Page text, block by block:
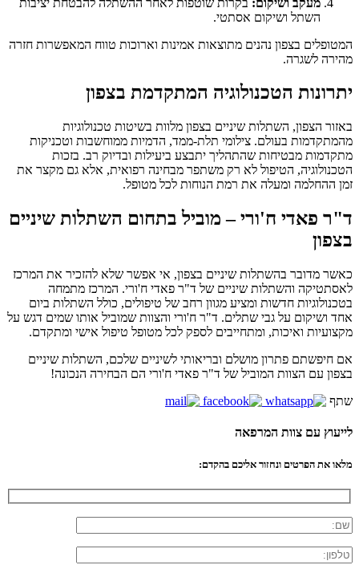
השתל ושיקום אסתטי.
המטופלים בצפון נהנים מתוצאות אמינות וארוכות טווח המאפשרות חזרה
מהירה לשגרה.
יתרונות הטכנולוגיה המתקדמת בצפון
באזור הצפון, השתלות שיניים בצפון מלוות בשיטות טכנולוגיות
מהמתקדמות בעולם. צילומי תלת-ממד, הדמיות ממוחשבות וטכניקות
מתקדמות מבטיחות שהתהליך יתבצע ביעילות ובדיוק רב. בזכות
הטכנולוגיה, הטיפול לא רק משתפר מבחינה רפואית, אלא גם מקצר את
זמן ההחלמה ומעלה את רמת הנוחות לכל מטופל.
ד"ר פאדי ח'ורי – מוביל בתחום השתלות שיניים
בצפון
כאשר מדובר בהשתלות שיניים בצפון, אי אפשר שלא להזכיר את המרכז
לאסתטיקה והשתלות שיניים של ד"ר פאדי ח'ורי. המרכז מתמחה
בטכנולוגיות חדשות ומציע מגוון רחב של טיפולים, כולל השתלות ביום
אחד ושיקום על גבי שתלים. ד"ר ח'ורי והצוות שמוביל אותו שמים דגש על
מקצועיות ואיכות, ומתחייבים לספק לכל מטופל טיפול אישי ומתקדם.
אם חיפשתם פתרון מושלם ובריאותי לשיניים שלכם, השתלות שיניים
בצפון עם הצוות המוביל של ד"ר פאדי ח'ורי הם הבחירה הנכונה!
שתף
לייעוץ עם צוות המרפאה
מלאו את הפרטים ונחזור אליכם בהקדם: